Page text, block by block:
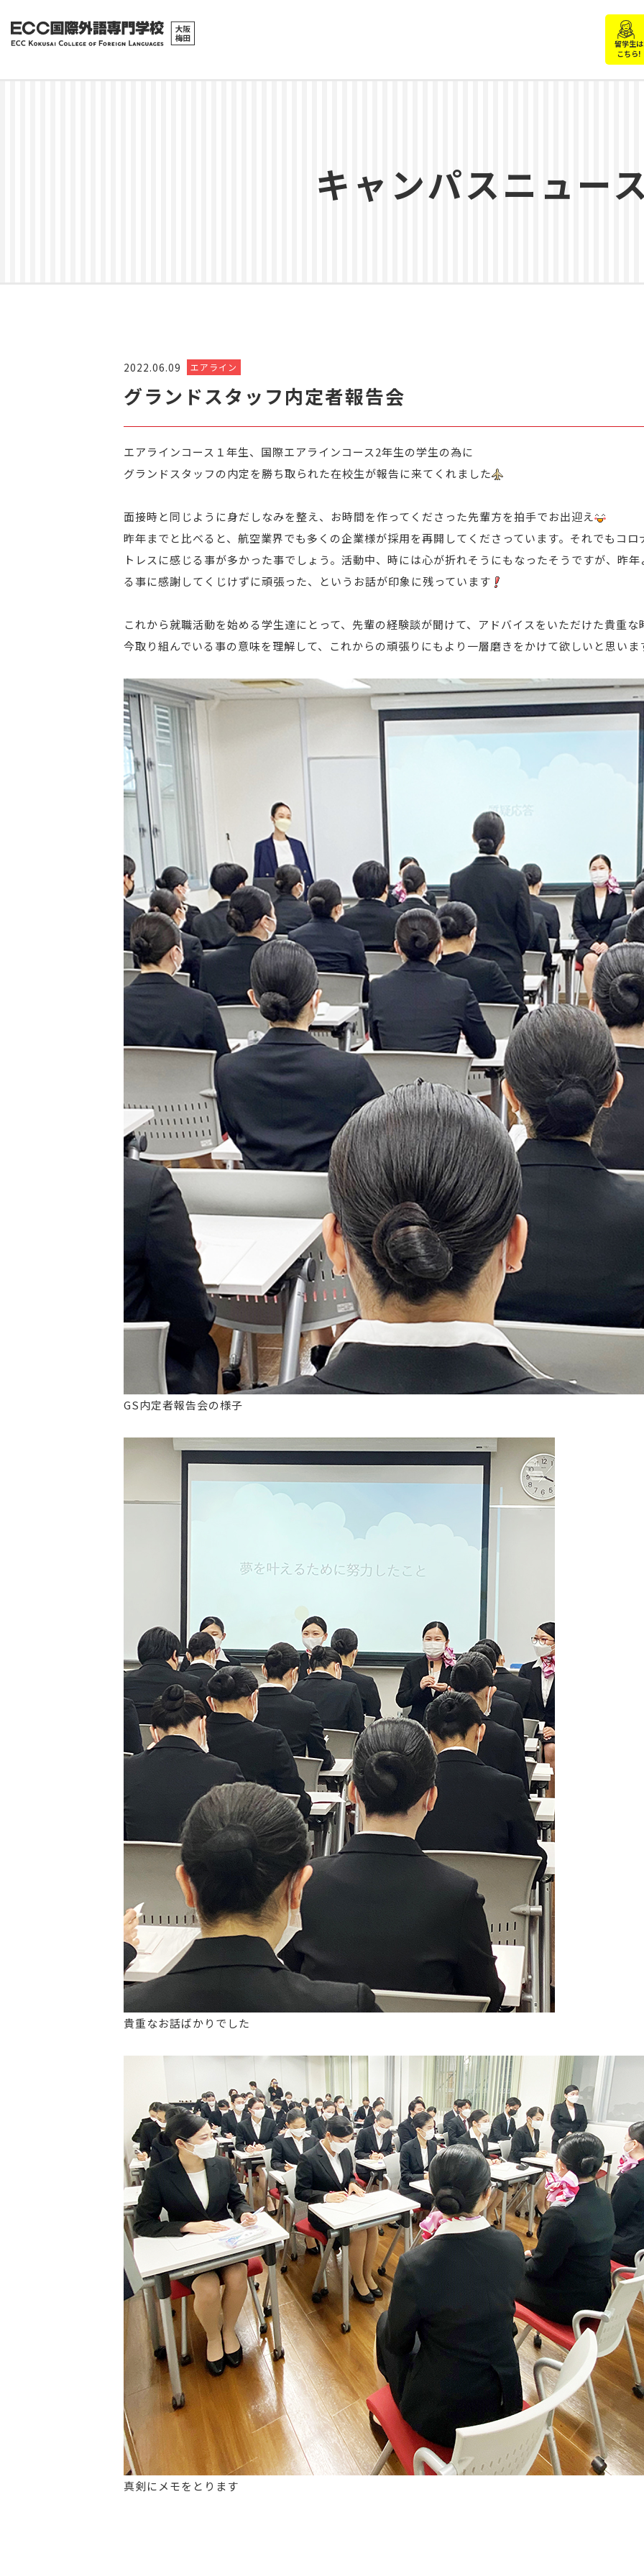
留学生は
こちら!
キャンパスニュー
2022.06.09 エアライン
グランドスタッフ内定者報告会
エアラインコース１年生、国際エアラインコース2年生の学生の為に
グランドスタッフの内定を勝ち取られた在校生が報告に来てくれました
面接時と同じように身だしなみを整え、お時間を作ってくださった先輩方を拍手でお出迎え
昨年までと比べると、航空業界でも多くの企業様が採用を再開してくださっています。 それでもコロ
トレスに感じる事が多かった事でしょう。 活動中、時には心が折れそうにもなったそうですが、 昨年
る事に感謝してくじけずに頑張った、
というお話が印象に残っています
これから就職活動を始める学生達にとって、 先輩の経験談が聞けて、アドバイスをいただけた貴重
今取り組んでいる事の意味を理解して、 これからの頑張りにもより一層磨きをかけて欲しいと思いま
GS内定者報告会の様子
貴重なお話ばかりでした
真剣にメモをとります